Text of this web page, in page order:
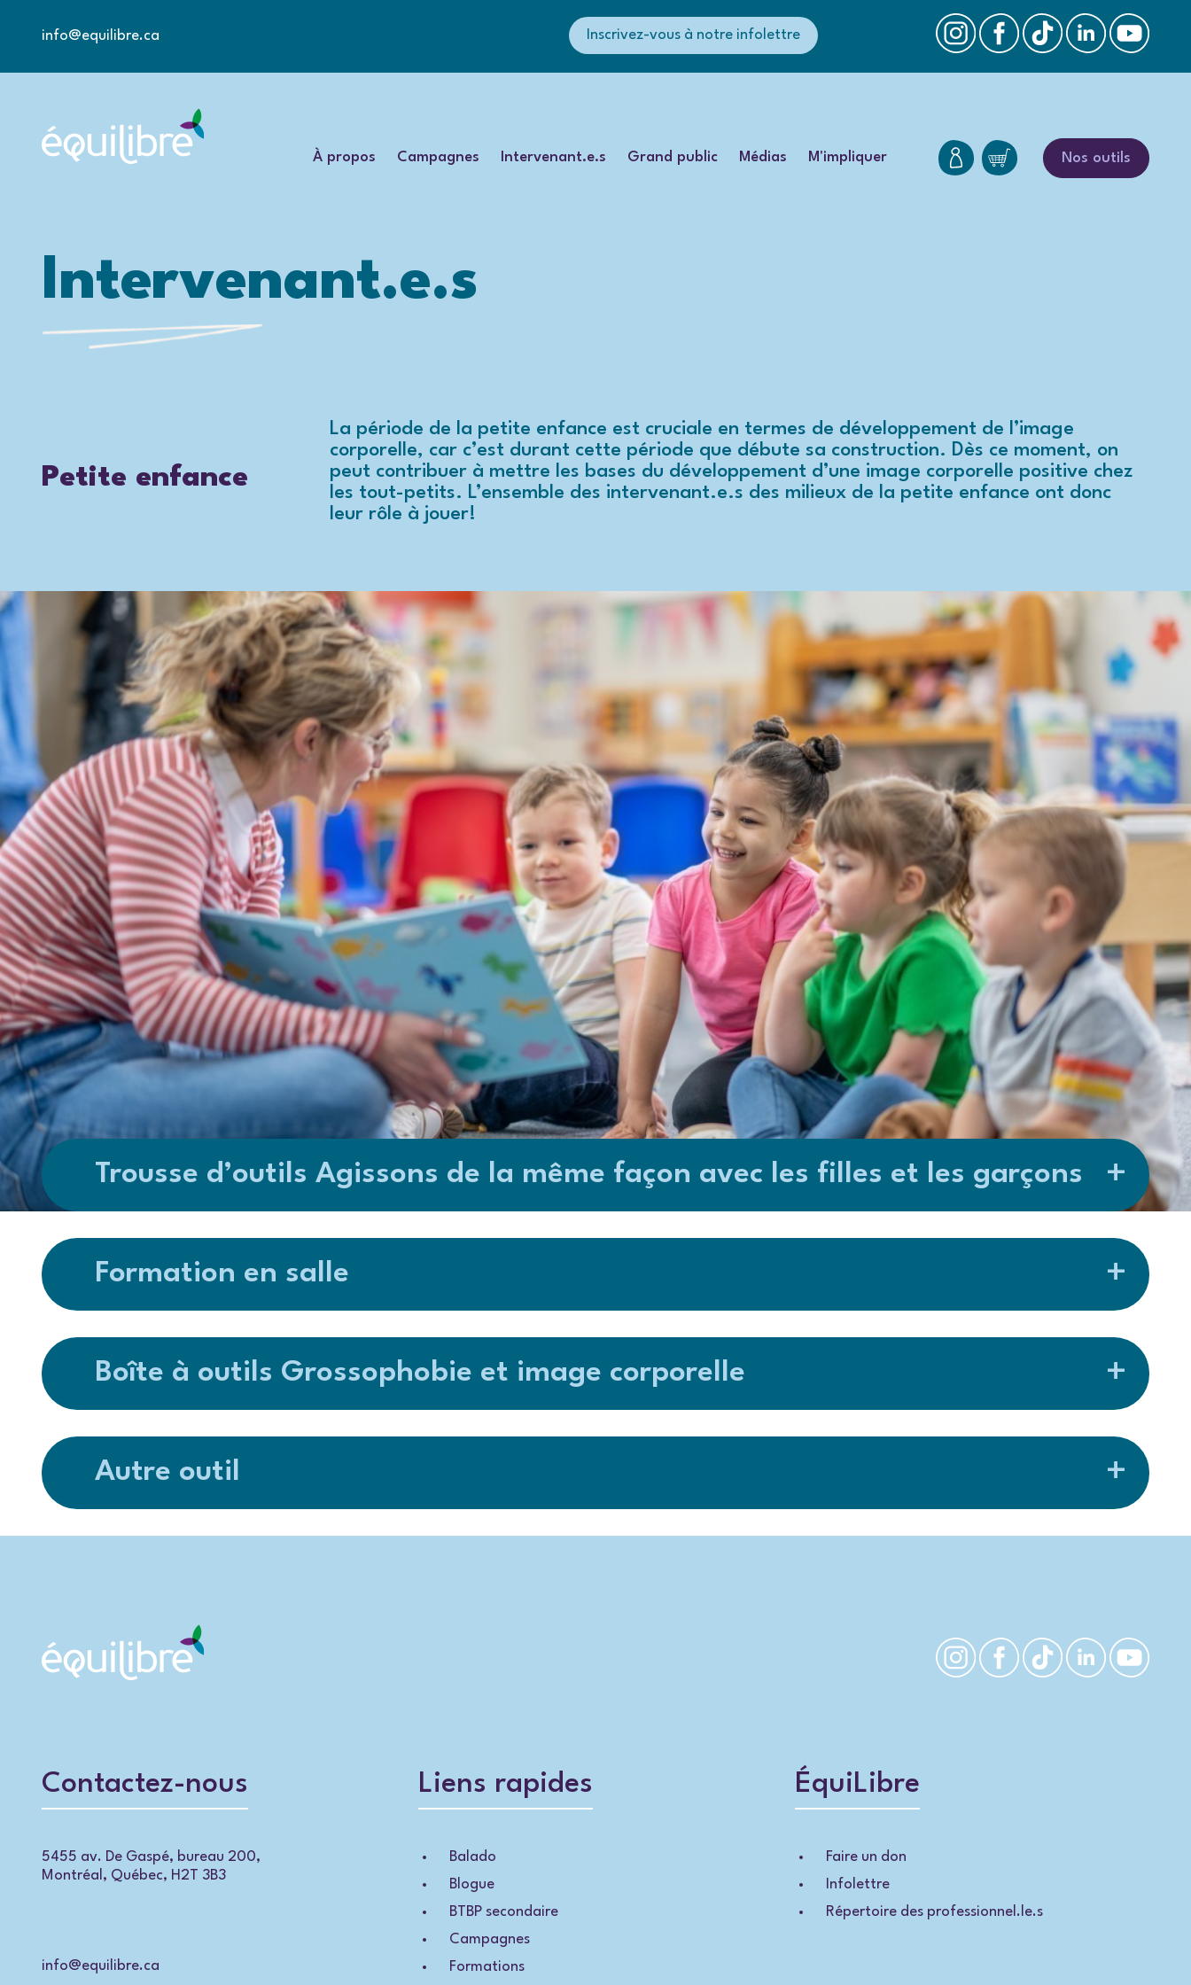
info@equilibre.ca Inscrivez-vous à notre infolettre
À propos Campagnes Intervenant.e.s Grand public Médias M'impliquer Nos outils
Intervenant.e.s
Petite enfance
La période de la petite enfance est cruciale en termes de développement de l’image
corporelle, car c’est durant cette période que débute sa construction. Dès ce moment, on
peut contribuer à mettre les bases du développement d’une image corporelle positive chez
les tout-petits. L’ensemble des intervenant.e.s des milieux de la petite enfance ont donc
leur rôle à jouer!
Trousse d’outils Agissons de la même façon avec les filles et les garçons
Formation en salle
Boîte à outils Grossophobie et image corporelle
Autre outil
Contactez-nous
5455 av. De Gaspé, bureau 200,
Montréal, Québec, H2T 3B3
info@equilibre.ca
Liens rapides
Balado
Blogue
BTBP secondaire
Campagnes
Formations
ÉquiLibre
Faire un don
Infolettre
Répertoire des professionnel.le.s